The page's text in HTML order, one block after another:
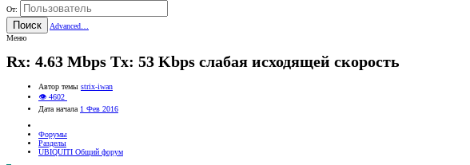
От:
Поиск
Advanced…
Меню
Rx: 4.63 Mbps Tx: 53 Kbps слабая исходящей скорость
Автор темы strix-iwan
👁 4602
Дата начала 1 Фев 2016
Форумы
Разделы
UBIQUITI Общий форум